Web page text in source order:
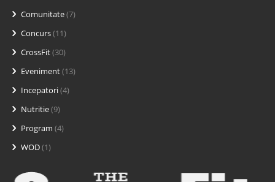
Comunitate(7)
Concurs(11)
CrossFit(30)
Eveniment(13)
Incepatori(4)
Nutritie(9)
Program (4)
WOD(1)